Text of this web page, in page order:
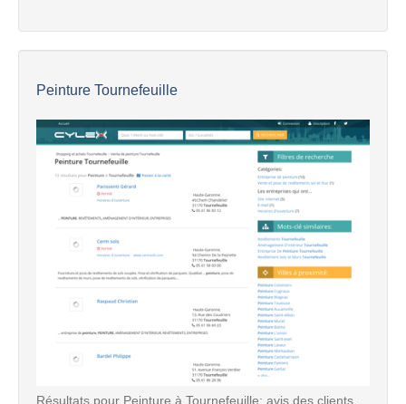
Peinture Tournefeuille
Résultats pour Peinture à Tournefeuille; avis des clients,